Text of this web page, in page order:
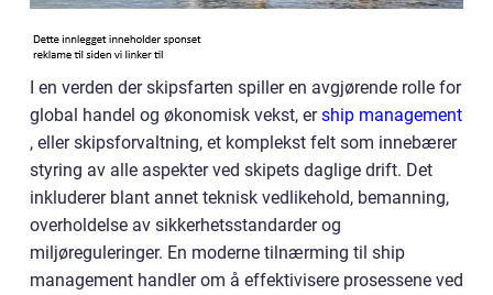
I en verden der skipsfarten spiller en avgjørende rolle for
global handel og økonomisk vekst, ership management
, eller skipsforvaltning, et komplekst felt som innebærer
styring av alle aspekter ved skipets daglige drift. Det
inkluderer blant annet teknisk vedlikehold, bemanning,
overholdelse av sikkerhetsstandarder og
miljøreguleringer. En moderne tilnærming til ship
management handler om å effektivisere prosessene ved